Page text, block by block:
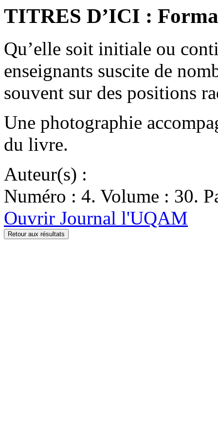
TITRES D’ICI :
Qu’elle soit initiale ou
enseignants suscite de
souvent sur des positions
Une photographie
du livre.
Auteur(s) :
Numéro : 4. Volume : 30.
Ouvrir Journal l'UQAM
Retour aux résultats